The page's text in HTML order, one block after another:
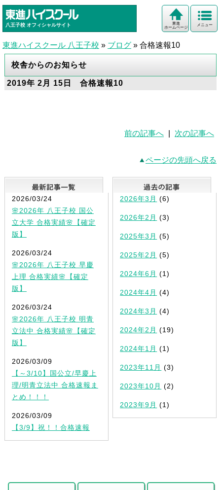
八王子校 オフィシャルサイト メニュー
東進
ホームページ
東進ハイスクール 八王子校 » ブログ » 合格速報10
校舎からのお知らせ
2019年 2月 15日 合格速報10
前の記事へ 次の記事へ
ページの先頭へ戻る
最新記事一覧
2026/03/24
🌸2026年 八王子校 国公
立大学 合格実績🌸【確定
版】
2026/03/24
🌸2026年 八王子校 早慶
上理 合格実績🌸【確定
版】
2026/03/24
🌸2026年 八王子校 明青
立法中 合格実績🌸【確定
版】
2026/03/09
【～3/10】国公立/早慶上
理/明青立法中 合格速報ま
とめ！！！
2026/03/09
【3/9】祝！！合格速報
2026年3月 (6)
2026年2月 (3)
2025年3月 (5)
2025年2月 (5)
2024年6月 (1)
2024年4月 (4)
2024年3月 (4)
2024年2月 (19)
2024年1月 (1)
2023年11月 (3)
2023年10月 (2)
2023年9月 (1)